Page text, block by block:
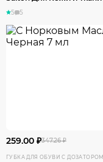
5 5
259.00 ₽347.26 ₽
ГУБКА ДЛЯ ОБУВИ С ДОЗАТОРОМ